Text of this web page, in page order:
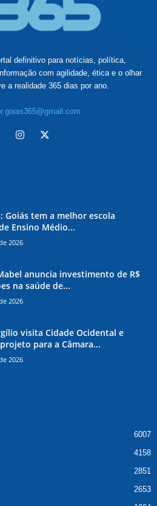
definitivo para notícias, política,
com agilidade, ética e o olhar
a realidade 365 dias por ano.
Goiás tem a melhor escola
Ensino Médio...
2026
anuncia investimento de R$
na saúde de...
2026
visita Cidade Ocidental e
para a Câmara...
2026
6007
4158
2851
2653